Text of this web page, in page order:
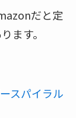
だと定
ます。
スパイラル